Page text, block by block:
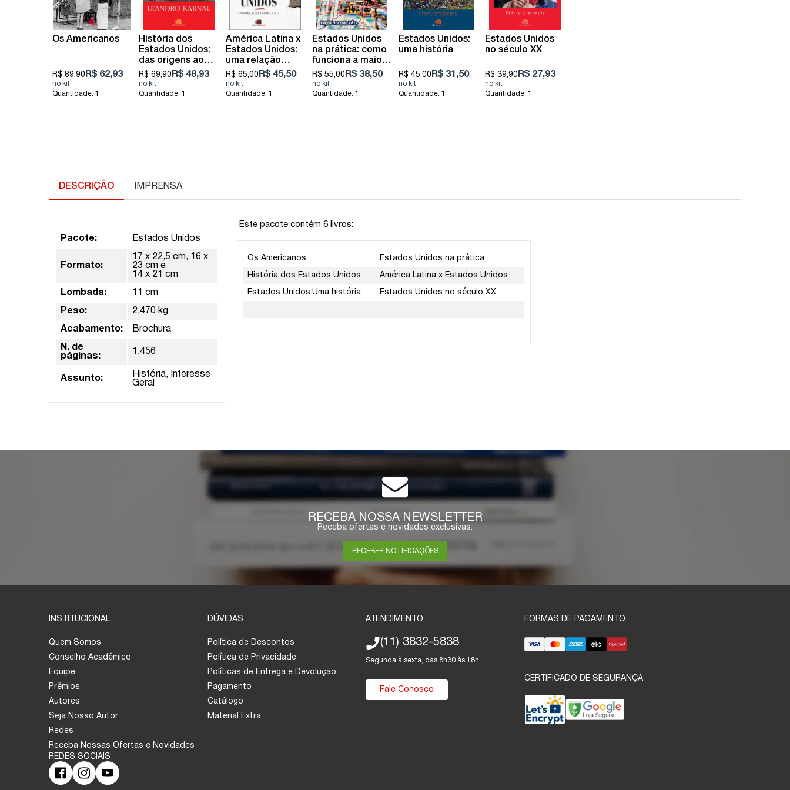
Os Americanos
R$ 89,90 R$ 62,93
Quantidade: 1
História dos
Estados Unidos:
das origens ao
século XXI
R$ 69,90 R$ 48,93
Quantidade: 1
América Latina x
Estados Unidos:
uma relação
turbulenta
R$ 65,00 R$ 45,50
Quantidade: 1
Estados Unidos
na prática: como
funciona a maior
potência mundial
R$ 55,00 R$ 38,50
Quantidade: 1
Estados Unidos:
uma história
R$ 45,00 R$ 31,50
Quantidade: 1
Estados Unidos
no século XX
R$ 39,90 R$ 27,93
Quantidade: 1
DESCRIÇÃO IMPRENSA
Pacote: Estados Unidos
Formato:
17 x 22,5 cm, 16 x
23 cm e
14 x 21 cm
Lombada: 11 cm
Peso: 2,470 kg
Acabamento: Brochura
N. de
páginas:
1,456
Assunto:
História, Interesse
Geral
Este pacote contém 6 livros:
Os Americanos Estados Unidos na prática
História dos Estados Unidos América Latina x Estados Unidos
Estados Unidos:Uma história Estados Unidos no século XX
RECEBA NOSSA NEWSLETTER
Receba ofertas e novidades exclusivas.
RECEBER NOTIFICAÇÕES
INSTITUCIONAL
Quem Somos
Conselho Acadêmico
Equipe
Prêmios
Autores
Seja Nosso Autor
Redes
Receba Nossas Ofertas e Novidades
DÚVIDAS
Política de Descontos
Política de Privacidade
Políticas de Entrega e Devolução
Pagamento
Catálogo
Material Extra
ATENDIMENTO
(11) 3832-5838
Segunda à sexta, das 8h30 às 18h
Fale Conosco
FORMAS DE PAGAMENTO
CERTIFICADO DE SEGURANÇA